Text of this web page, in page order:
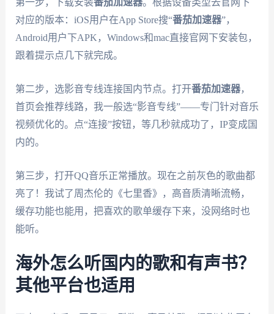
第一步，下载安装番茄加速器。根据设备类型去官网下
对应的版本：iOS用户在App Store搜“番茄加速器”，
Android用户下APK，Windows和mac直接官网下安装包，
跟着提示点几下就完成。
第二步，选影音专线连接国内节点。打开番茄加速器，
首页会推荐线路，我一般选“影音专线”——专门针对音乐
视频优化的。点“连接”按钮，等几秒就成功了，IP变成国
内的。
第三步，打开QQ音乐正常播放。现在之前灰色的歌曲都
亮了！我试了周杰伦的《七里香》，高音质清晰流畅，
缓存功能也能用，把喜欢的歌单缓存下来，没网络时也
能听。
海外怎么听国内的歌和有声书？
其他平台也适用